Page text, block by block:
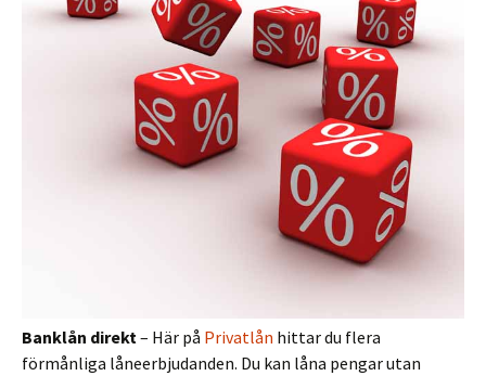
Banklån direkt– Här på Privatlån hittar du flera
förmånliga låneerbjudanden. Du kan låna pengar utan